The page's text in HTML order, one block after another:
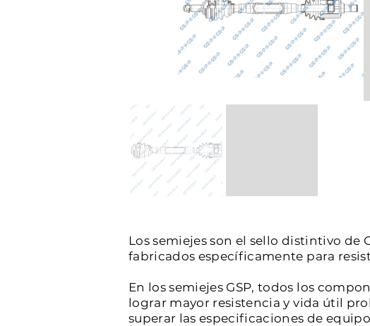
Los semiejes son el sello distintivo
fabricados específicamente para
En los semiejes GSP, todos los
lograr mayor resistencia y vida útil
superar las especificaciones de